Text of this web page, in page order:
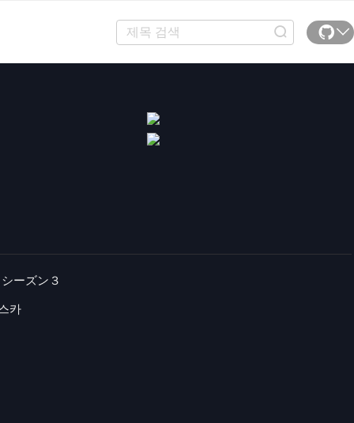
ーズン３
카